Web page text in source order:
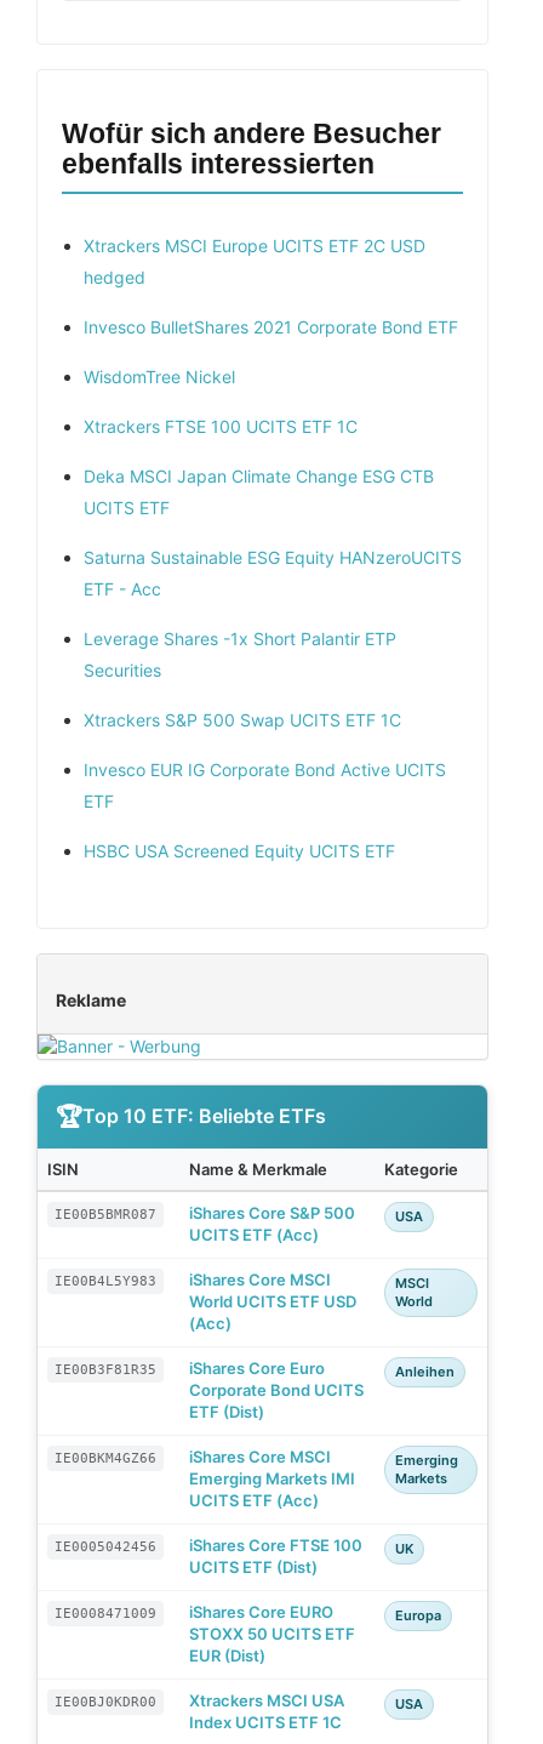
Wofür sich andere Besucher
ebenfalls interessierten
Xtrackers MSCI Europe UCITS ETF 2C USD
hedged
Invesco BulletShares 2021 Corporate Bond ETF
WisdomTree Nickel
Xtrackers FTSE 100 UCITS ETF 1C
Deka MSCI Japan Climate Change ESG CTB
UCITS ETF
Saturna Sustainable ESG Equity HANzeroUCITS
ETF - Acc
Leverage Shares -1x Short Palantir ETP
Securities
Xtrackers S&P 500 Swap UCITS ETF 1C
Invesco EUR IG Corporate Bond Active UCITS
ETF
HSBC USA Screened Equity UCITS ETF
Reklame
Top 10 ETF: Beliebte ETFs
ISIN Name & Merkmale Kategorie
IE00B5BMR087
iShares Core S&P 500
UCITS ETF (Acc)
USA
IE00B4L5Y983
iShares Core MSCI
World UCITS ETF USD
(Acc)
MSCI
World
IE00B3F81R35
iShares Core Euro
Corporate Bond UCITS
ETF (Dist)
Anleihen
IE00BKM4GZ66
iShares Core MSCI
Emerging Markets IMI
UCITS ETF (Acc)
Emerging
Markets
IE0005042456
iShares Core FTSE 100
UCITS ETF (Dist)
UK
IE0008471009
iShares Core EURO
STOXX 50 UCITS ETF
EUR (Dist)
Europa
IE00BJ0KDR00
Xtrackers MSCI USA
Index UCITS ETF 1C
USA